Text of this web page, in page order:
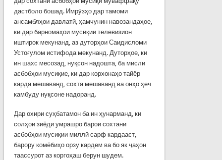
дастболо бошад. Имрӯзҳо дар тамоми
ансамблҳои давлатӣ, ҳамчунин навозандаҳое,
ки дар барномаҳои мусиқии телевизион
иштирок мекунанд, аз дуторҳои Саидисломи
Устоғулом истифода мекунанд. Дуторҳое, ки
ин шахс месозад, нуқсон надошта, ба мисли
асбобҳои мусиқие, ки дар корхонаҳо тайёр
карда мешаванд, сохта мешаванд ва онҳо ҳеч
камбуду нуқсоне надоранд.
Дар охири суҳбатамон ба ин ҳунарманд, ки
солҳои зиёди умрашро барои сохтани
асбобҳои мусиқии миллӣ сарф кардааст,
барору комёбиҳо орзу кардем ва бо як ҷаҳон
таассурот аз коргоҳаш берун шудем.